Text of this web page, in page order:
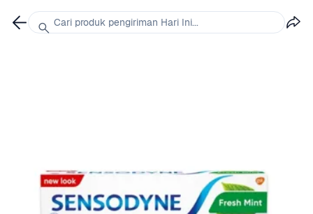
Cari produk pengiriman Hari Ini...